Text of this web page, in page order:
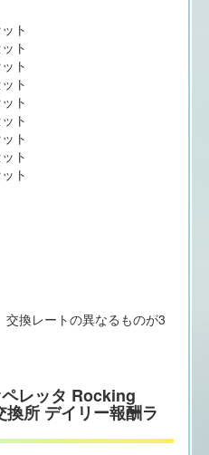
ト
ト
ト
ト
ト
ト
ト
ト
ト
換レートの異なるものが3
レッタ Rocking
所 デイリー報酬ラ